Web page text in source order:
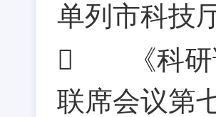
单列市科技
 《科研诚
联席会议第